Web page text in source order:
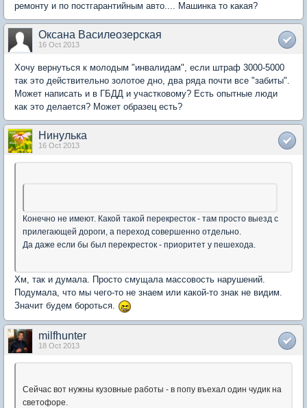
ремонту и по постгарантийным авто.... Машинка то какая?
Оксана Василеозерская
16 Oct 2013
Хочу вернуться к молодым "инвалидам", если штраф 3000-5000
так это действительно золотое дно, два ряда почти все "забиты".
Может написать и в ГБДД и участковому? Есть опытные люди
как это делается? Может образец есть?
Нинулька
16 Oct 2013
Конечно не имеют. Какой такой перекресток - там просто выезд с
прилегающей дороги, а переход совершенно отдельно.
Да даже если бы был перекресток - приоритет у пешехода.
Хм, так и думала. Просто смущала массовость нарушений.
Подумала, что мы чего-то не знаем или какой-то знак не видим.
Значит будем бороться.
milfhunter
18 Oct 2013
Сейчас вот нужны кузовные работы - в попу въехал один чудик на
светофоре.